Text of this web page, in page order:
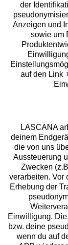
Unsere
Services
Beratung
Über uns
Rechtliches
der
Anzeigen und
sowie um
auf den Link
LASCANA
deinem
die von uns
Aussteuerung
Zwecken
verarbeiten. Vor
Erhebung der
Einwilligung.
bzw. deine
wenn du auf